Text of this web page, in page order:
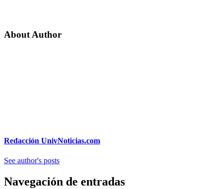
About Author
Redacción UnivNoticias.com
See author's posts
Navegación de entradas